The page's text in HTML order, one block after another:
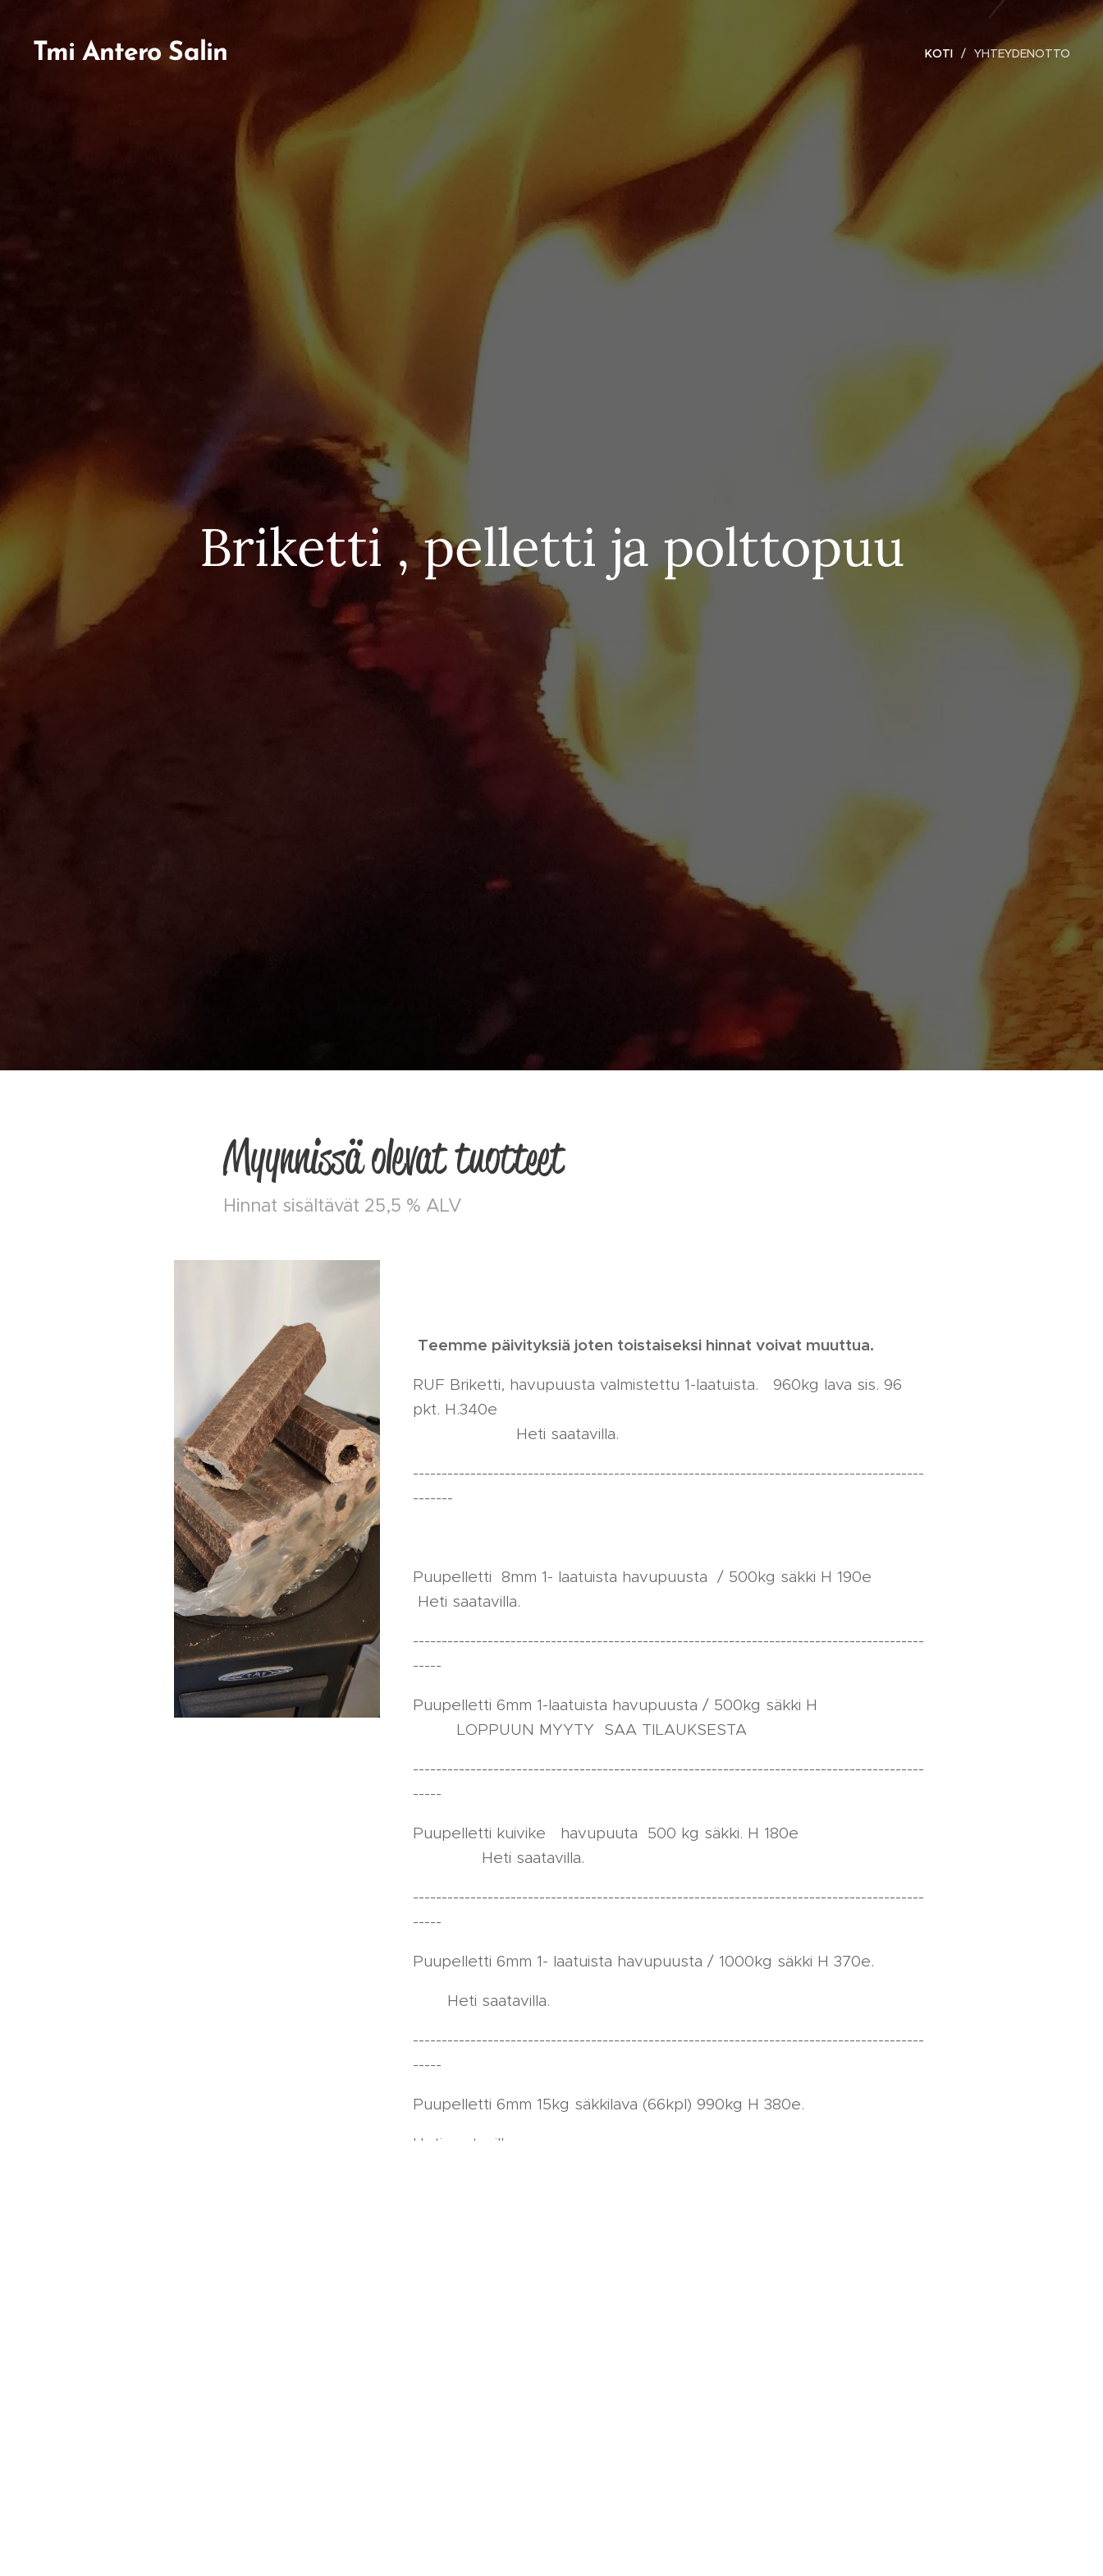
Tmi Antero Salin KOTI YHTEYDENOTTO
Briketti , pelletti ja polttopuu
Myynnissä olevat tuotteet
Hinnat sisältävät 25,5 % ALV
Teemme päivityksiä joten toistaiseksi hinnat voivat muuttua.
RUF Briketti, havupuusta valmistettu 1-laatuista. 960kg lava sis. 96
pkt. H.340e
Heti saatavilla.
-----------------------------------------------------------------------------------------
-------
Puupelletti 8mm 1- laatuista havupuusta / 500kg säkki H 190e
Heti saatavilla.
-----------------------------------------------------------------------------------------
-----
Puupelletti 6mm 1-laatuista havupuusta / 500kg säkki H
LOPPUUN MYYTY SAA TILAUKSESTA
-----------------------------------------------------------------------------------------
-----
Puupelletti kuivike havupuuta 500 kg säkki. H 180e
Heti saatavilla.
-----------------------------------------------------------------------------------------
-----
Puupelletti 6mm 1- laatuista havupuusta / 1000kg säkki H 370e.
Heti saatavilla.
-----------------------------------------------------------------------------------------
-----
Puupelletti 6mm 15kg säkkilava (66kpl) 990kg H 380e.
Heti saatavilla.